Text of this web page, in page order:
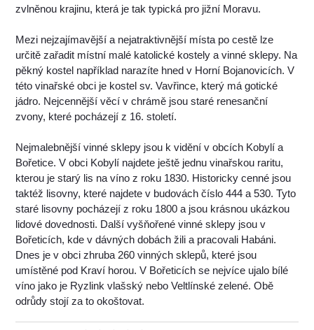
zvlněnou krajinu, která je tak typická pro jižní Moravu.
Mezi nejzajímavější a nejatraktivnější místa po cestě lze
určitě zařadit místní malé katolické kostely a vinné sklepy. Na
pěkný kostel například narazíte hned v Horní Bojanovicích. V
této vinařské obci je kostel sv. Vavřince, který má gotické
jádro. Nejcennější věcí v chrámě jsou staré renesanční
zvony, které pocházejí z 16. století.
Nejmalebnější vinné sklepy jsou k vidění v obcích Kobylí a
Bořetice. V obci Kobylí najdete ještě jednu vinařskou raritu,
kterou je starý lis na víno z roku 1830. Historicky cenné jsou
taktéž lisovny, které najdete v budovách číslo 444 a 530. Tyto
staré lisovny pocházejí z roku 1800 a jsou krásnou ukázkou
lidové dovednosti. Další vyšňořené vinné sklepy jsou v
Bořeticích, kde v dávných dobách žili a pracovali Habáni.
Dnes je v obci zhruba 260 vinných sklepů, které jsou
umístěné pod Kraví horou. V Bořeticích se nejvíce ujalo bílé
víno jako je Ryzlink vlašský nebo Veltlínské zelené. Obě
odrůdy stojí za to okoštovat.